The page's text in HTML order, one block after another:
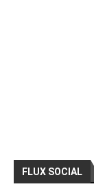
FLUX SOCIAL